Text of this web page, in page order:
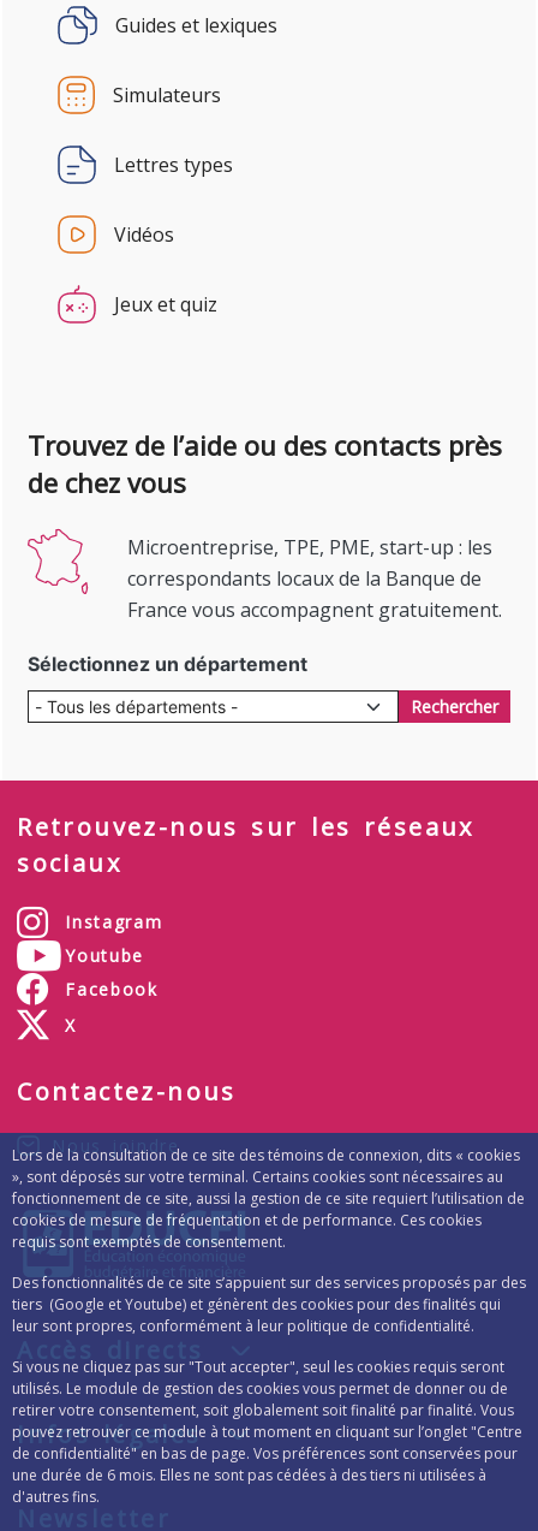
Lors de la consultation de ce site des témoins de connexion, dits « cookies
», sont déposés sur votre terminal. Certains cookies sont nécessaires au
fonctionnement de ce site, aussi la gestion de ce site requiert l’utilisation de
cookies de mesure de fréquentation et de performance. Ces cookies
requis sont exemptés de consentement.
Des fonctionnalités de ce site s’appuient sur des services proposés par des
tiers (Google et Youtube) et génèrent des cookies pour des finalités qui
leur sont propres, conformément à leur politique de confidentialité.
Si vous ne cliquez pas sur "Tout accepter", seul les cookies requis seront
utilisés. Le module de gestion des cookies vous permet de donner ou de
retirer votre consentement, soit globalement soit finalité par finalité. Vous
pouvez retrouver ce module à tout moment en cliquant sur l’onglet "Centre
de confidentialité" en bas de page. Vos préférences sont conservées pour
une durée de 6 mois. Elles ne sont pas cédées à des tiers ni utilisées à
d'autres fins.
Guides et lexiques
Simulateurs
Lettres types
Vidéos
Jeux et quiz
Trouvez de l’aide ou des contacts près
de chez vous
Microentreprise, TPE, PME, start-up : les
correspondants locaux de la Banque de
France vous accompagnent gratuitement.
Sélectionnez un département
Rechercher
Retrouvez-nous sur les réseaux
sociaux
Instagram
Youtube
Facebook
X
Contactez-nous
Nous joindre
Infos légales